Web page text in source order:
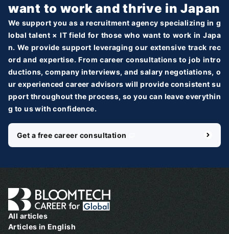
want to work and thrive in Japan
We support you as a recruitment agency specializing in g
lobal talent × IT field for those who want to work in Japa
n. We provide support leveraging our extensive track rec
ord and expertise. From career consultations to job intro
ductions, company interviews, and salary negotiations, o
ur experienced career advisors will provide consistent su
pport throughout the process, so you can leave everythin
g to us with confidence.
Get a free career consultation
All articles
Articles in English
氏名 必須